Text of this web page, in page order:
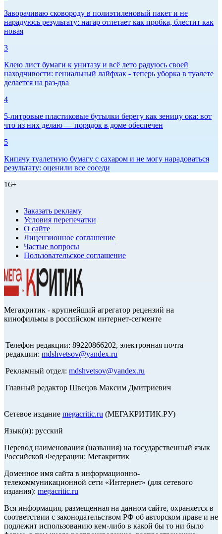
Заворачиваю сковороду в полиэтиленовый пакет и не
нарадуюсь результату: нагар отлетает как пробка, блестит как
новая
3
Клею лист бумаги к унитазу и всё лето радуюсь своей
находчивости: гениальный лайфхак - теперь уборка в туалете
делается на раз-два
4
5-литровые пластиковые бутылки берегу как зеницу ока: вот
что из них делаю — порядок в доме обеспечен
5
Кипячу туалетную бумагу с сахаром и не могу нарадоваться
результату: оценили все соседи
16+
Заказать рекламу
Условия перепечатки
О сайте
Лицензионное соглашение
Частые вопросы
Пользовательское соглашение
Мегакритик - крупнейший агрегатор рецензий на
кинофильмы в российском интернет-сегменте
Телефон редакции: 89220866202, электронная почта
редакции: mdshvetsov@yandex.ru
Рекламный отдел: mdshvetsov@yandex.ru
Главный редактор Швецов Максим Дмитриевич
Сетевое издание megacritic.ru (МЕГАКРИТИК.РУ)
Язык(и): русский
Перевод наименования (названия) на государственный язык
Российской Федерации: Мегакритик
Доменное имя сайта в информационно-
телекоммуникационной сети «Интернет» (для сетевого
издания): megacritic.ru
Вся информация, размещенная на данном сайте, охраняется в
соответствии с законодательством РФ об авторском праве и не
подлежит использованию кем-либо в какой бы то ни было